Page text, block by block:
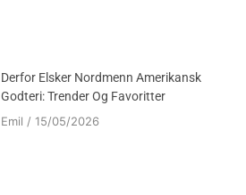
Derfor Elsker Nordmenn Amerikansk
Godteri: Trender Og Favoritter
Emil
15/05/2026